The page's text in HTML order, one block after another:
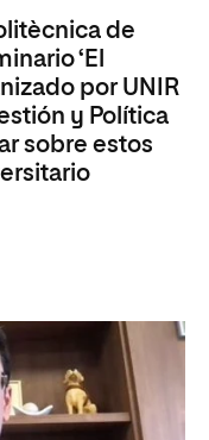
de
‘El
por UNIR
y Política
sobre estos